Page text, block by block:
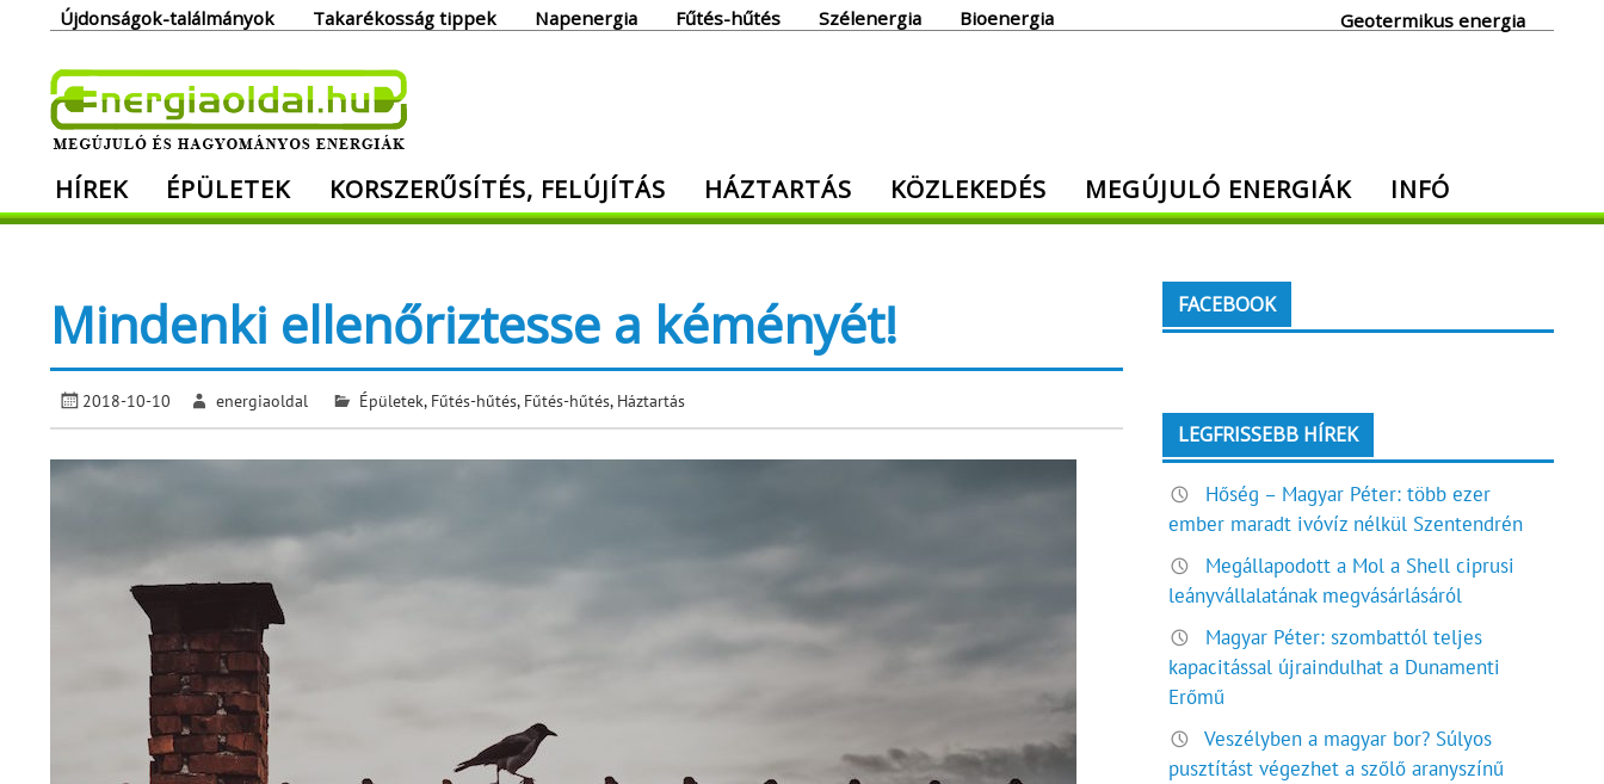
Újdonságok-találmányok Takarékosság tippek Napenergia Fűtés-hűtés Szélenergia Bioenergia Geotermikus energia
Megújuló és hagyományos energiák. Minden, ami energia!
HÍREK ÉPÜLETEK KORSZERŰSÍTÉS, FELÚJÍTÁS HÁZTARTÁS KÖZLEKEDÉS MEGÚJULÓ ENERGIÁK INFÓ
Mindenki ellenőriztesse a kéményét!
2018-10-10 energiaoldal Épületek, Fűtés-hűtés, Fűtés-hűtés, Háztartás
FACEBOOK
LEGFRISSEBB HÍREK
Hőség – Magyar Péter: több ezer
ember maradt ivóvíz nélkül Szentendrén
Megállapodott a Mol a Shell ciprusi
leányvállalatának megvásárlásáról
Magyar Péter: szombattól teljes
kapacitással újraindulhat a Dunamenti
Erőmű
Veszélyben a magyar bor? Súlyos
pusztítást végezhet a szőlő aranyszínű